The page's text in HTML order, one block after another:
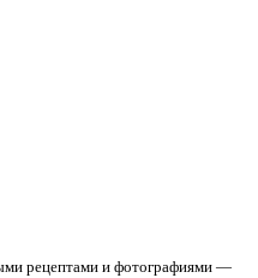
рецептами и фотографиями —